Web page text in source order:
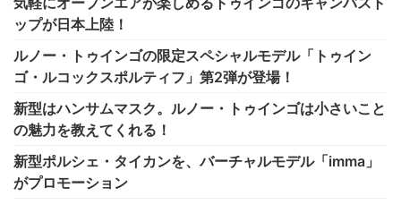
ップが日本上陸！
ルノー・トゥインゴの限定スペシャルモデル「トゥイン
ゴ・ルコックスポルティフ」第2弾が登場！
新型はハンサムマスク。ルノー・トゥインゴは小さいこと
の魅力を教えてくれる！
新型ポルシェ・タイカンを、バーチャルモデル「imma」
がプロモーション